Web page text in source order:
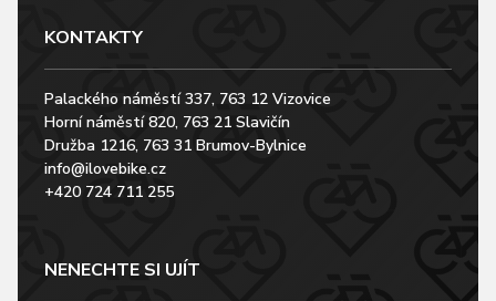
KONTAKTY
Palackého náměstí 337, 763 12 Vizovice
Horní náměstí 820, 763 21 Slavičín
Družba 1216, 763 31 Brumov-Bylnice
info@ilovebike.cz
+420 724 711 255
NENECHTE SI UJÍT